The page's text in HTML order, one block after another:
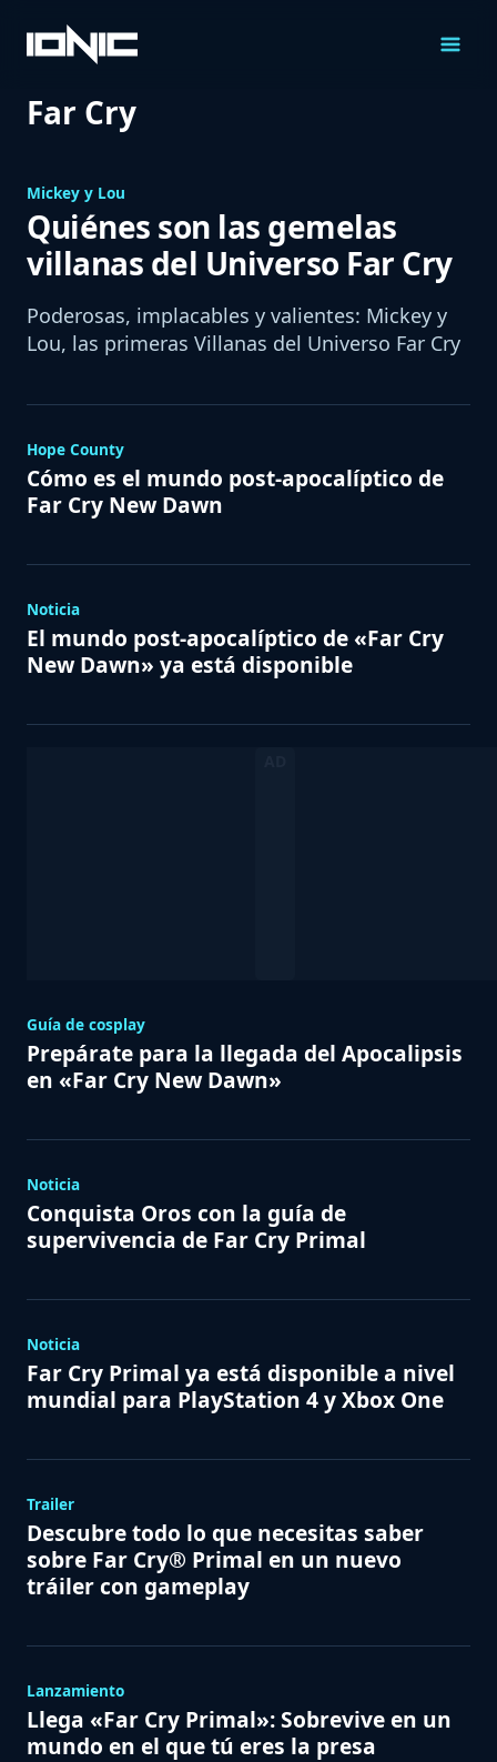
Contenido
Far Cry
Mickey y Lou
Quiénes son las gemelas
villanas del Universo Far Cry
Poderosas, implacables y valientes: Mickey y
Lou, las primeras Villanas del Universo Far Cry
Hope County
Cómo es el mundo post-apocalíptico de
Far Cry New Dawn
Noticia
El mundo post-apocalíptico de «Far Cry
New Dawn» ya está disponible
Guía de cosplay
Prepárate para la llegada del Apocalipsis
en «Far Cry New Dawn»
Noticia
Conquista Oros con la guía de
supervivencia de Far Cry Primal
Noticia
Far Cry Primal ya está disponible a nivel
mundial para PlayStation 4 y Xbox One
Trailer
Descubre todo lo que necesitas saber
sobre Far Cry® Primal en un nuevo
tráiler con gameplay
Lanzamiento
Llega «Far Cry Primal»: Sobrevive en un
mundo en el que tú eres la presa